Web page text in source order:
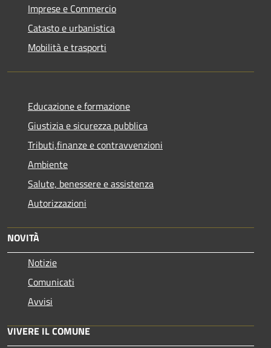
Imprese e Commercio
Catasto e urbanistica
Mobilità e trasporti
Educazione e formazione
Giustizia e sicurezza pubblica
Tributi,finanze e contravvenzioni
Ambiente
Salute, benessere e assistenza
Autorizzazioni
NOVITÀ
Notizie
Comunicati
Avvisi
VIVERE IL COMUNE